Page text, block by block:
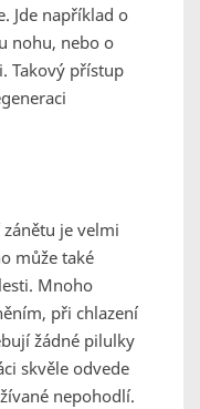
Jde například o
nohu, nebo o
Takový přístup
je velmi
může také
Mnoho
při chlazení
žádné pilulky
skvěle odvede
nepohodlí.